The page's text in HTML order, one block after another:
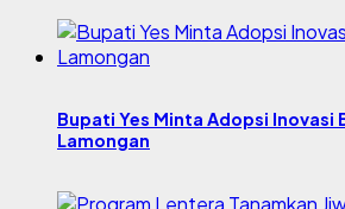
Bupati Yes Minta Adopsi Inovasi
Lamongan